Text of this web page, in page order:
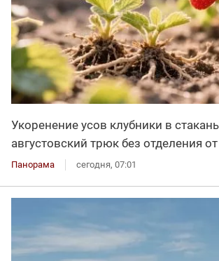
Укоренение усов клубники в
августовский трюк без отделения от
Панорама сегодня, 07:01